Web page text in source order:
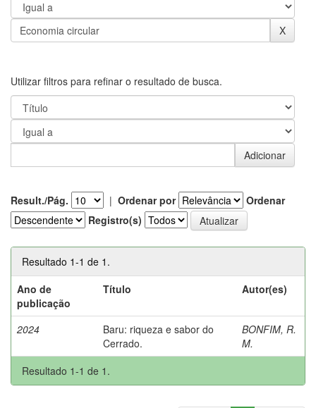
Utilizar filtros para refinar o resultado de busca.
Result./Pág. | Ordenar por
Ordenar
Registro(s)
Resultado 1-1 de 1.
Ano de
publicação
Título Autor(es)
2024
Baru: riqueza e sabor do
Cerrado.
BONFIM, R.
M.
Resultado 1-1 de 1.